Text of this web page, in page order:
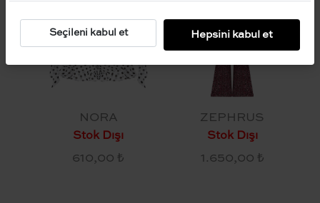
NORA
Stok Dışı
610,00 ₺
ZEPHRUS
Stok Dışı
1.650,00 ₺
Seçileni kabul et Hepsini kabul et